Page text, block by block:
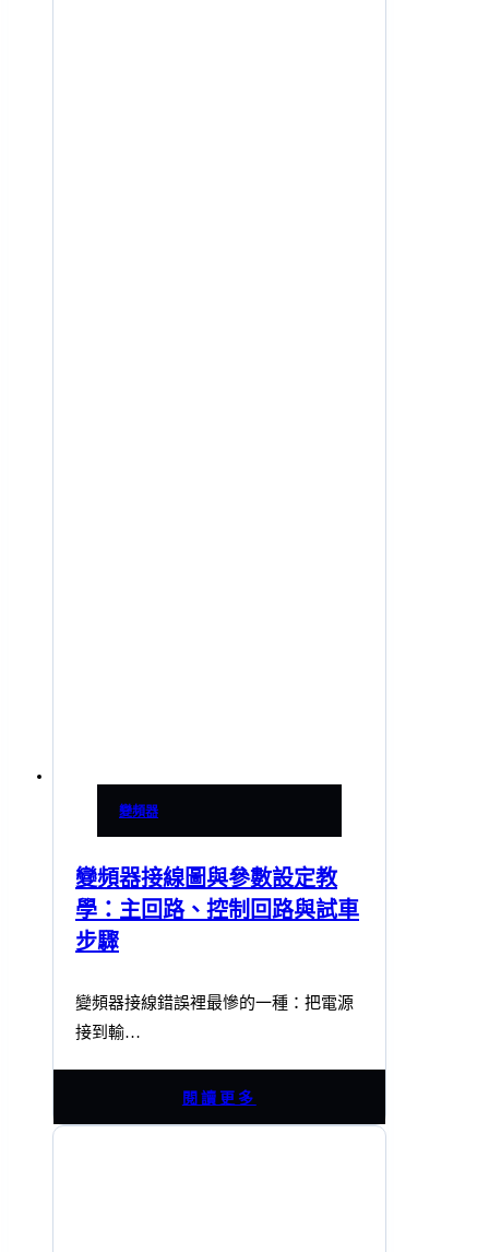
變頻器
變頻器接線圖與參數設定教
學：主回路、控制回路與試車
步驟
變頻器接線錯誤裡最慘的一種：把電源
接到輸…
閱讀更多